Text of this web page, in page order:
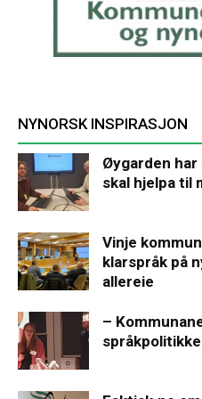
NYNORSK INSPIRASJON
Øygarden
skal hjelpa til
Vinje
klarspråk på
allereie
–